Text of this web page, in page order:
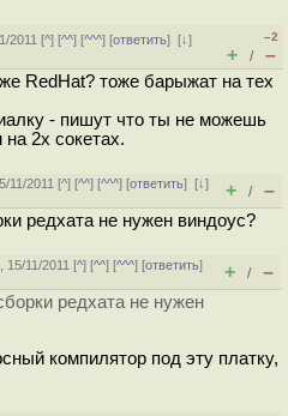
2011 [^] [^^] [^^^] [ответить][↓]
–2
+ / –
RedHat? тоже барыжат на тех
- пишут что ты не можешь
2х сокетах.
11/2011 [^] [^^] [^^^] [ответить][↓]
+ / –
редхата не нужен виндоус?
15/11/2011 [^] [^^] [^^^] [ответить]
+ / –
редхата не нужен
компилятор под эту платку,